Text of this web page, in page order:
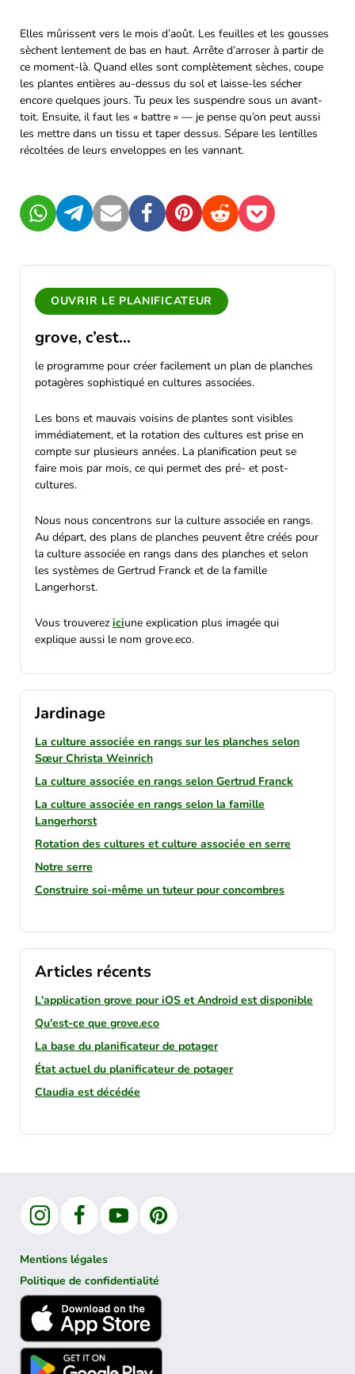
Elles mûrissent vers le mois d’août. Les feuilles et les gousses
sèchent lentement de bas en haut. Arrête d’arroser à partir de
ce moment-là. Quand elles sont complètement sèches, coupe
les plantes entières au-dessus du sol et laisse-les sécher
encore quelques jours. Tu peux les suspendre sous un avant-
toit. Ensuite, il faut les « battre » — je pense qu’on peut aussi
les mettre dans un tissu et taper dessus. Sépare les lentilles
récoltées de leurs enveloppes en les vannant.
WhatsAppTelegramMail FacebookPinterestRedditPocket
OUVRIR LE PLANIFICATEUR
grove, c’est...
le programme pour créer facilement un plan de planches
potagères sophistiqué en cultures associées.
Les bons et mauvais voisins de plantes sont visibles
immédiatement, et la rotation des cultures est prise en
compte sur plusieurs années. La planification peut se
faire mois par mois, ce qui permet des pré- et post-
cultures.
Nous nous concentrons sur la culture associée en rangs.
Au départ, des plans de planches peuvent être créés pour
la culture associée en rangs dans des planches et selon
les systèmes de Gertrud Franck et de la famille
Langerhorst.
Vous trouverez iciune explication plus imagée qui
explique aussi le nom grove.eco.
Jardinage
La culture associée en rangs sur les planches selon
Sœur Christa Weinrich
La culture associée en rangs selon Gertrud Franck
La culture associée en rangs selon la famille
Langerhorst
Rotation des cultures et culture associée en serre
Notre serre
Construire soi-même un tuteur pour concombres
Articles récents
L'application grove pour iOS et Android est disponible
Qu'est-ce que grove.eco
La base du planificateur de potager
État actuel du planificateur de potager
Claudia est décédée
InstagramFacebookYouTubePinterest
Mentions légales
Politique de confidentialité